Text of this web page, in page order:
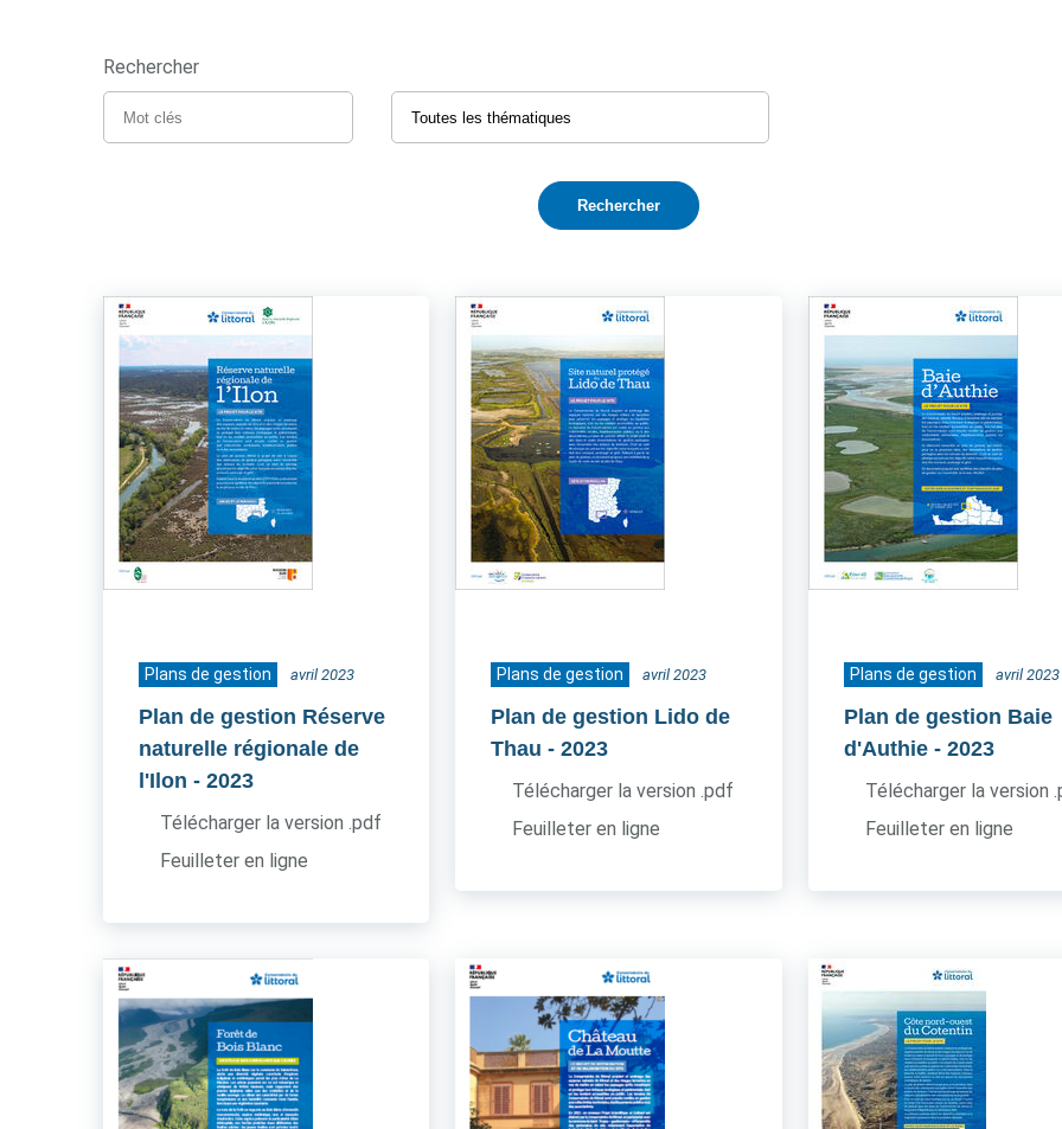
Rechercher
Plans de gestion avril 2023
Plan de gestion Réserve
naturelle régionale de
l'Ilon - 2023
Télécharger la version .pdf
Feuilleter en ligne
Plans de gestion avril 2023
Plan de gestion Lido de
Thau - 2023
Télécharger la version .pdf
Feuilleter en ligne
Plans de gestion avril 2023
Plan de gestion Baie
d'Authie - 2023
Télécharger la version
Feuilleter en ligne